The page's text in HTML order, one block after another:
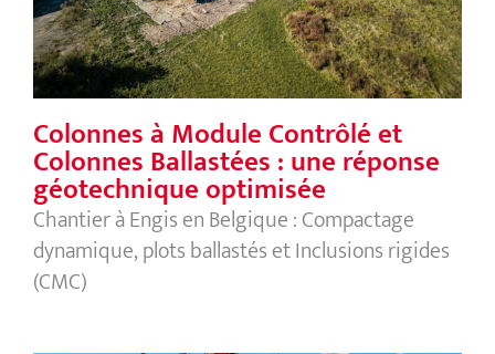
Colonnes à Module Contrôlé et
Colonnes Ballastées : une réponse
géotechnique optimisée
Chantier à Engis en Belgique : Compactage
dynamique, plots ballastés et Inclusions rigides
(CMC)